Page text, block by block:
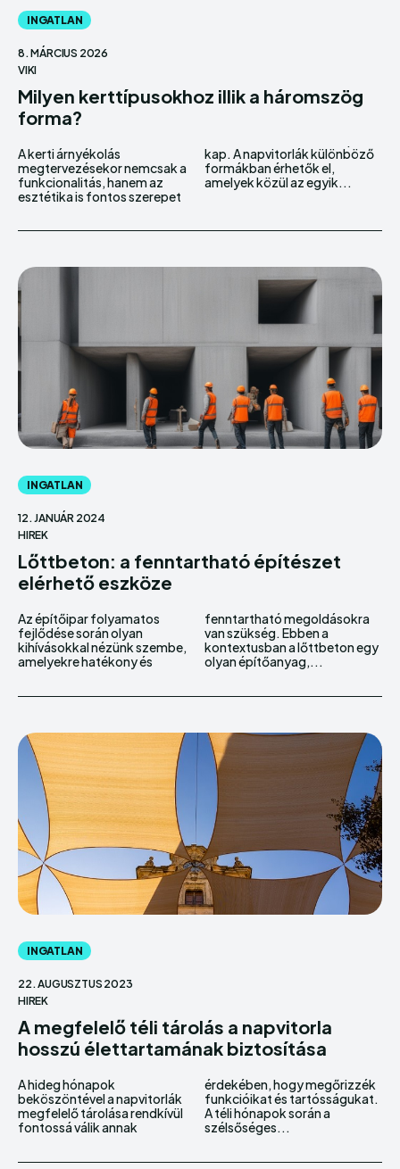
INGATLAN
8. MÁRCIUS 2026
VIKI
Milyen kerttípusokhoz illik a háromszög
forma?
A kerti árnyékolás
megtervezésekor nemcsak a
funkcionalitás, hanem az
esztétika is fontos szerepet
kap. A napvitorlák különböző
formákban érhetők el,
amelyek közül az egyik...
INGATLAN
12. JANUÁR 2024
HIREK
Lőttbeton: a fenntartható építészet
elérhető eszköze
Az építőipar folyamatos
fejlődése során olyan
kihívásokkal nézünk szembe,
amelyekre hatékony és
fenntartható megoldásokra
van szükség. Ebben a
kontextusban a lőttbeton egy
olyan építőanyag,...
INGATLAN
22. AUGUSZTUS 2023
HIREK
A megfelelő téli tárolás a napvitorla
hosszú élettartamának biztosítása
A hideg hónapok
beköszöntével a napvitorlák
megfelelő tárolása rendkívül
fontossá válik annak
érdekében, hogy megőrizzék
funkcióikat és tartósságukat.
A téli hónapok során a
szélsőséges...